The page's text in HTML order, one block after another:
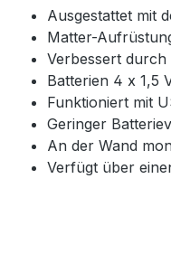
Ausgestattet mit
Matter-
Verbessert
Batterien 4 x 1,5
Funktioniert mit
Geringer
An der Wand
Verfügt über